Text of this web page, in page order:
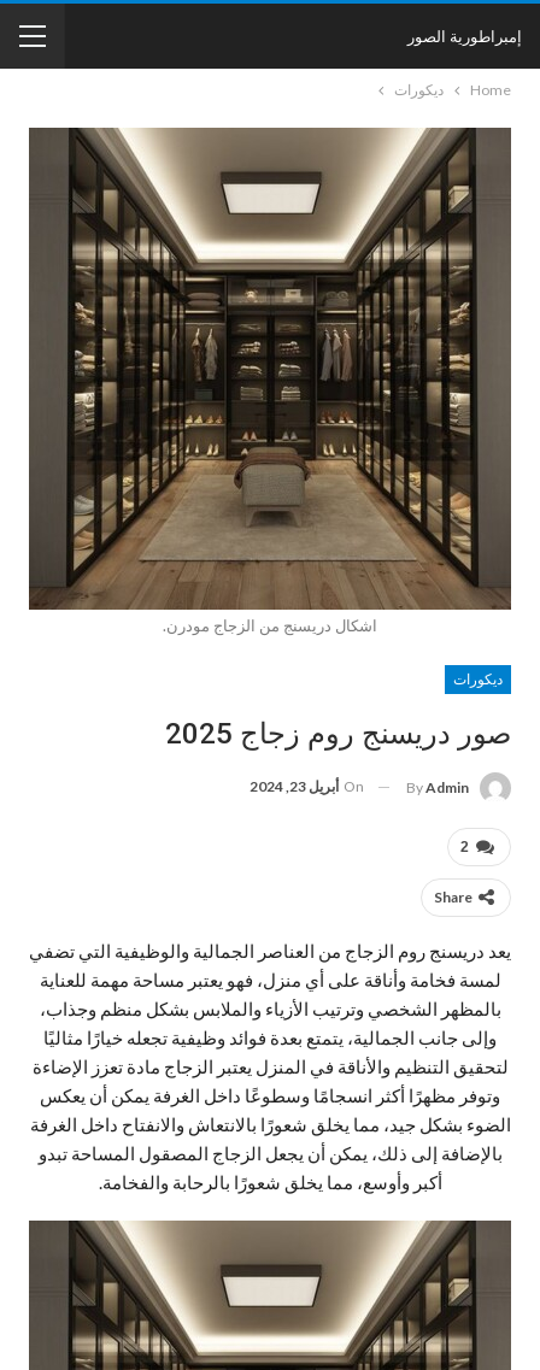
إمبراطورية الصور
Home ديكورات
اشكال دريسنج من الزجاج مودرن.
ديكورات
صور دريسنج روم زجاج 2025
ByAdmin
On أبريل 23, 2024
2
Share
يعد دريسنج روم الزجاج من العناصر الجمالية والوظيفية التي تضفي
لمسة فخامة وأناقة على أي منزل، فهو يعتبر مساحة مهمة للعناية
بالمظهر الشخصي وترتيب الأزياء والملابس بشكل منظم وجذاب،
وإلى جانب الجمالية، يتمتع بعدة فوائد وظيفية تجعله خيارًا مثاليًا
لتحقيق التنظيم والأناقة في المنزل يعتبر الزجاج مادة تعزز الإضاءة
وتوفر مظهرًا أكثر انسجامًا وسطوعًا داخل الغرفة يمكن أن يعكس
الضوء بشكل جيد، مما يخلق شعورًا بالانتعاش والانفتاح داخل الغرفة
بالإضافة إلى ذلك، يمكن أن يجعل الزجاج المصقول المساحة تبدو
أكبر وأوسع، مما يخلق شعورًا بالرحابة والفخامة.